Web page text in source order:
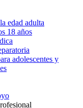
edad adulta
18 años
adolescentes y